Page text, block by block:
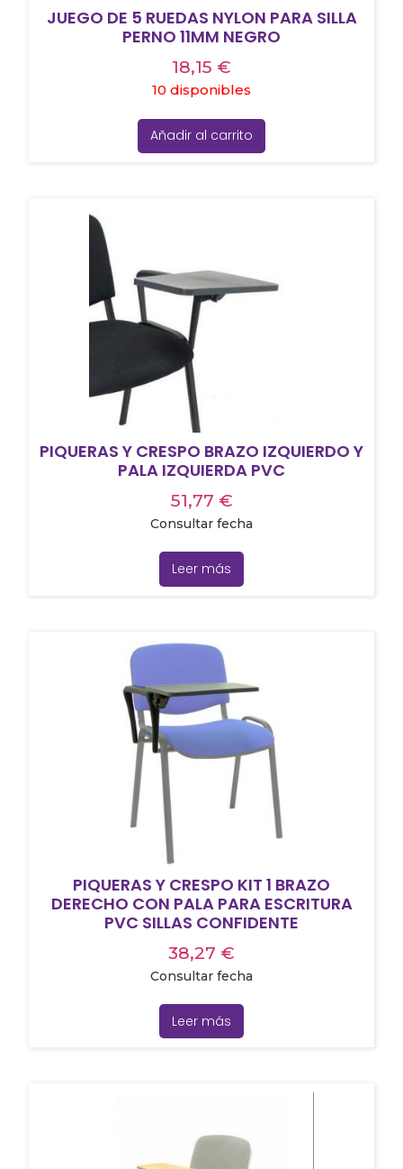
JUEGO DE 5 RUEDAS NYLON PARA SILLA
PERNO 11MM NEGRO
18,15 €
10 disponibles
Añadir al carrito
PIQUERAS Y CRESPO BRAZO IZQUIERDO Y
PALA IZQUIERDA PVC
51,77 €
Consultar fecha
Leer más
PIQUERAS Y CRESPO KIT 1 BRAZO
DERECHO CON PALA PARA ESCRITURA
PVC SILLAS CONFIDENTE
38,27 €
Consultar fecha
Leer más